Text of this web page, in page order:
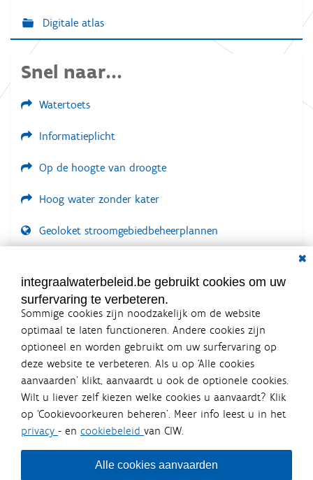
Digitale atlas
Snel naar...
Watertoets
Informatieplicht
Op de hoogte van droogte
Hoog water zonder kater
Geoloket stroomgebiedbeheerplannen
LOGIN VEREIST
integraalwaterbeleid.be gebruikt cookies om uw
surfervaring te verbeteren.
Sommige cookies zijn noodzakelijk om de website
optimaal te laten functioneren. Andere cookies zijn
optioneel en worden gebruikt om uw surfervaring op
deze website te verbeteren. Als u op ‘Alle cookies
aanvaarden’ klikt, aanvaardt u ook de optionele cookies.
Wilt u liever zelf kiezen welke cookies u aanvaardt? Klik
op ‘Cookievoorkeuren beheren’. Meer info leest u in het
privacy - en cookiebeleid van CIW.
Alle cookies aanvaarden
Integraalwaterbeleid.be is een
officiële website van de Vlaamse
overheid
uitgegeven door Coördinatiecommissie Integraal
Waterbeleid
De Coördinatiecommissie Integraal Waterbeleid (CIW) is een
bestuursniveaus die bij het waterbeleid betrokken zijn. Ook
waterbedrijven nemen deel aan het overleg. Deze